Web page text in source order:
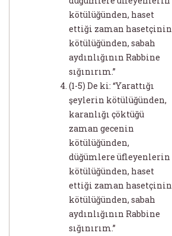
kötülüğünden, haset
ettiği zaman hasetçinin
kötülüğünden, sabah
aydınlığının Rabbine
sığınırım.”
(1-5) De ki: “Yarattığı
şeylerin kötülüğünden,
karanlığı çöktüğü
zaman gecenin
kötülüğünden,
düğümlere üfleyenlerin
kötülüğünden, haset
ettiği zaman hasetçinin
kötülüğünden, sabah
aydınlığının Rabbine
sığınırım.”